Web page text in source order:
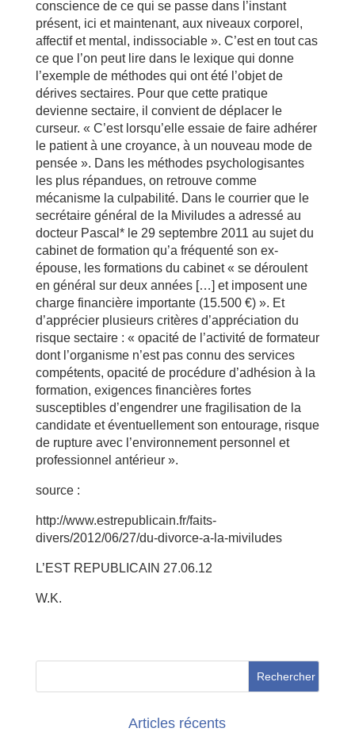
conscience de ce qui se passe dans l’instant
présent, ici et maintenant, aux niveaux corporel,
affectif et mental, indissociable ». C’est en tout cas
ce que l’on peut lire dans le lexique qui donne
l’exemple de méthodes qui ont été l’objet de
dérives sectaires. Pour que cette pratique
devienne sectaire, il convient de déplacer le
curseur. « C’est lorsqu’elle essaie de faire adhérer
le patient à une croyance, à un nouveau mode de
pensée ». Dans les méthodes psychologisantes
les plus répandues, on retrouve comme
mécanisme la culpabilité. Dans le courrier que le
secrétaire général de la Miviludes a adressé au
docteur Pascal* le 29 septembre 2011 au sujet du
cabinet de formation qu’a fréquenté son ex-
épouse, les formations du cabinet « se déroulent
en général sur deux années […] et imposent une
charge financière importante (15.500 €) ». Et
d’apprécier plusieurs critères d’appréciation du
risque sectaire : « opacité de l’activité de formateur
dont l’organisme n’est pas connu des services
compétents, opacité de procédure d’adhésion à la
formation, exigences financières fortes
susceptibles d’engendrer une fragilisation de la
candidate et éventuellement son entourage, risque
de rupture avec l’environnement personnel et
professionnel antérieur ».
source :
http://www.estrepublicain.fr/faits-
divers/2012/06/27/du-divorce-a-la-miviludes
L’EST REPUBLICAIN 27.06.12
W.K.
Articles récents